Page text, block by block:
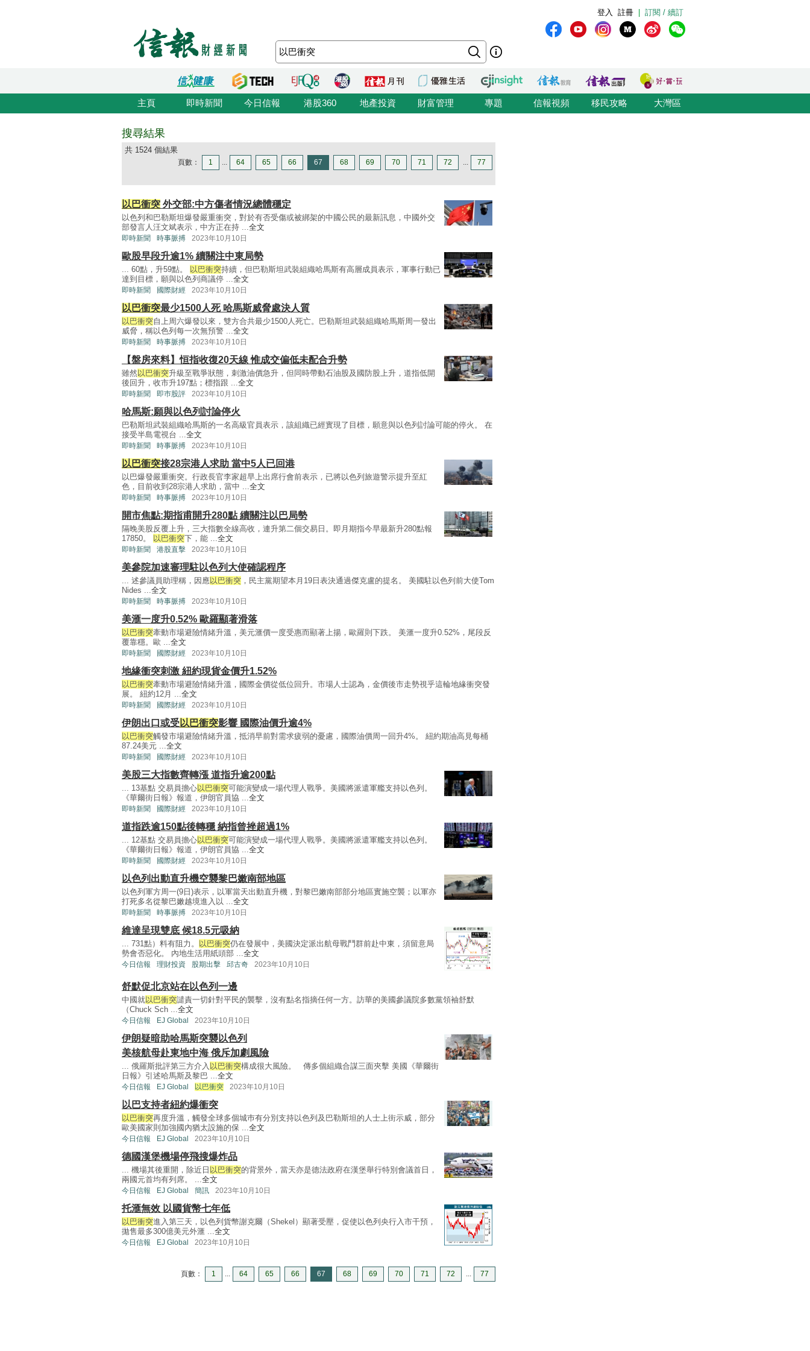
訂閱 / 續訂
註冊
登入
主頁 即時新聞 今日信報 港股360 地產投資 財富管理 專題 信報視頻 移民攻略 大灣區
搜尋結果
共 1524 個結果
頁數： 1 ... 64 65 66 67 68 69 70 71 72 ... 77
以巴衝突 外交部:中方傷者情況總體穩定
以色列和巴勒斯坦爆發嚴重衝突，對於有否受傷或被綁架的中國公民的最新訊息，中國外交
部發言人汪文斌表示，中方正在持 ...全文
即時新聞 時事脈搏 2023年10月10日
歐股早段升逾1% 續關注中東局勢
... 60點，升59點。 以巴衝突持續，但巴勒斯坦武裝組織哈馬斯有高層成員表示，軍事行動已
達到目標，願與以色列商議停 ...全文
即時新聞 國際財經 2023年10月10日
以巴衝突最少1500人死 哈馬斯威脅處決人質
以巴衝突自上周六爆發以來，雙方合共最少1500人死亡。巴勒斯坦武裝組織哈馬斯周一發出
威脅，稱以色列每一次無預警 ...全文
即時新聞 時事脈搏 2023年10月10日
【盤房來料】恒指收復20天線 惟成交偏低未配合升勢
雖然 以巴衝突升級至戰爭狀態，刺激油價急升，但同時帶動石油股及國防股上升，道指低開
後回升，收市升197點；標指跟 ...全文
即時新聞 即巿股評 2023年10月10日
哈馬斯:願與以色列討論停火
巴勒斯坦武裝組織哈馬斯的一名高級官員表示，該組織已經實現了目標，願意與以色列討論可能的停火。 在
接受半島電視台 ...全文
即時新聞 時事脈搏 2023年10月10日
以巴衝突接28宗港人求助 當中5人已回港
以巴爆發嚴重衝突。行政長官李家超早上出席行會前表示，已將以色列旅遊警示提升至紅
色，目前收到28宗港人求助，當中 ...全文
即時新聞 時事脈搏 2023年10月10日
開市焦點:期指甫開升280點 續關注以巴局勢
隔晚美股反覆上升，三大指數全線高收，連升第二個交易日。即月期指今早最新升280點報
17850。
以巴衝突下，能 ...全文
即時新聞 港股直擊 2023年10月10日
美參院加速審理駐以色列大使確認程序
... 述參議員助理稱，因應以巴衝突 ，民主黨期望本月19日表決通過傑克盧的提名。 美國駐以色列前大使Tom
Nides ...全文
即時新聞 時事脈搏 2023年10月10日
美滙一度升0.52% 歐羅顯著滑落
以巴衝突牽動市場避險情緒升溫，美元滙價一度受惠而顯著上揚，歐羅則下跌。 美滙一度升0.52%，尾段反
覆靠穩。歐 ...全文
即時新聞 國際財經 2023年10月10日
地緣衝突刺激 紐約現貨金價升1.52%
以巴衝突牽動市場避險情緒升溫，國際金價從低位回升。市場人士認為，金價後市走勢視乎這輪地緣衝突發
展。 紐約12月 ...全文
即時新聞 國際財經 2023年10月10日
伊朗出口或受以巴衝突影響 國際油價升逾4%
以巴衝突觸發市場避險情緒升溫，抵消早前對需求疲弱的憂慮，國際油價周一回升4%。 紐約期油高見每桶
87.24美元 ...全文
即時新聞 國際財經 2023年10月10日
美股三大指數齊轉漲 道指升逾200點
... 13基點 交易員擔心以巴衝突可能演變成一場代理人戰爭。美國將派遣軍艦支持以色列。
《華爾街日報》報道，伊朗官員協 ...全文
即時新聞 國際財經 2023年10月10日
道指跌逾150點後轉穩 納指曾挫超過1%
... 12基點 交易員擔心以巴衝突可能演變成一場代理人戰爭。美國將派遣軍艦支持以色列。
《華爾街日報》報道，伊朗官員協 ...全文
即時新聞 國際財經 2023年10月10日
以色列出動直升機空襲黎巴嫩南部地區
以色列軍方周一(9日)表示，以軍當天出動直升機，對黎巴嫩南部部分地區實施空襲；以軍亦
打死多名從黎巴嫩越境進入以 ...全文
即時新聞 時事脈搏 2023年10月10日
維達呈現雙底 候18.5元吸納
... 731點）料有阻力。 以巴衝突仍在發展中，美國決定派出航母戰鬥群前赴中東，須留意局
勢會否惡化。 內地生活用紙頭部 ...全文
今日信報 理財投資 股期出擊 邱古奇 2023年10月10日
舒默促北京站在以色列一邊
中國就以巴衝突譴責一切針對平民的襲擊，沒有點名指摘任何一方。訪華的美國參議院多數黨領袖舒默
（Chuck Sch ...全文
今日信報 EJ Global 2023年10月10日
伊朗疑暗助哈馬斯突襲以色列
美核航母赴東地中海 俄斥加劇風險
... 俄羅斯批評第三方介入 以巴衝突構成很大風險。 傳多個組織合謀三面夾擊 美國《華爾街
日報》引述哈馬斯及黎巴 ...全文
今日信報 EJ Global 以巴衝突 2023年10月10日
以巴支持者紐約爆衝突
以巴衝突再度升溫，觸發全球多個城巿有分別支持以色列及巴勒斯坦的人士上街示威，部分
歐美國家則加強國內猶太設施的保 ...全文
今日信報 EJ Global 2023年10月10日
德國漢堡機場停飛搜爆炸品
... 機場其後重開，除近日 以巴衝突的背景外，當天亦是德法政府在漢堡舉行特別會議首日，
兩國元首均有列席。 ...全文
今日信報 EJ Global 簡訊 2023年10月10日
托滙無效 以國貨幣七年低
以巴衝突進入第三天，以色列貨幣謝克爾（Shekel）顯著受壓，促使以色列央行入市干預，
拋售最多300億美元外滙 ...全文
今日信報 EJ Global 2023年10月10日
頁數： 1 64 65 66 67 68 69 70 71 72 77